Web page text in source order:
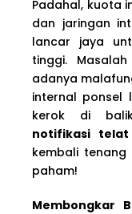
Padahal, kuota
dan jaringan
lancar jaya
tinggi.
adanya
internal ponsel
kerok di
notifikasi
kembali
paham!
Membongkar